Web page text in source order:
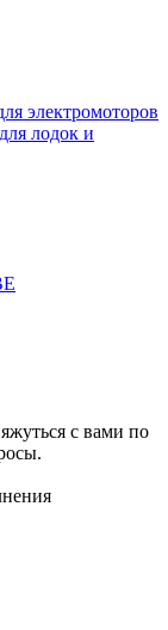
электромоторов
лодок и
с вами по